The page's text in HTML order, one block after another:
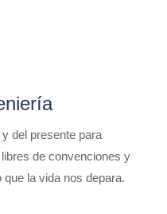
del presente para
de convenciones y
la vida nos depara.